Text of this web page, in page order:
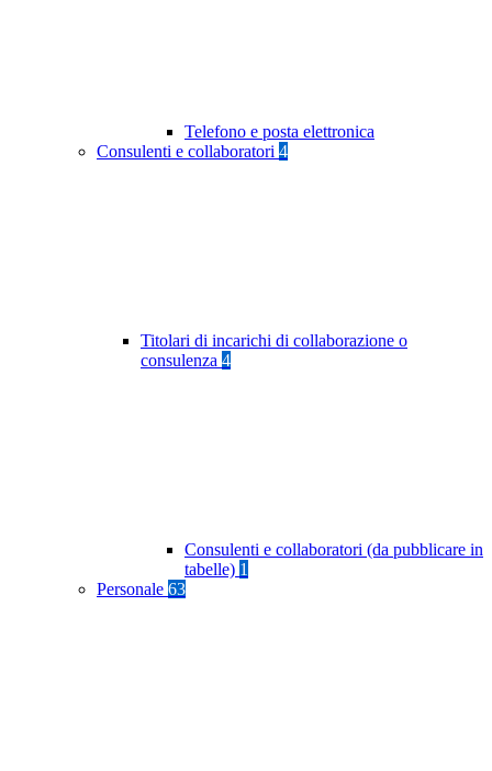
Telefono e posta elettronica
Consulenti e collaboratori 4
Titolari di incarichi di collaborazione o
consulenza 4
Consulenti e collaboratori (da pubblicare in
tabelle) 1
Personale 63